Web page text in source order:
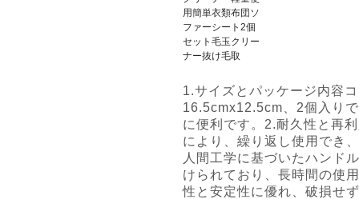
1.サイズとパッケージ内容
16.5cmx12.5cm、2個入り
に便利です。2.耐久性と再
により、繰り返し使用でき
人間工学に基づいたハンド
けられており、長時間の使
性と安定性に優れ、破損せ